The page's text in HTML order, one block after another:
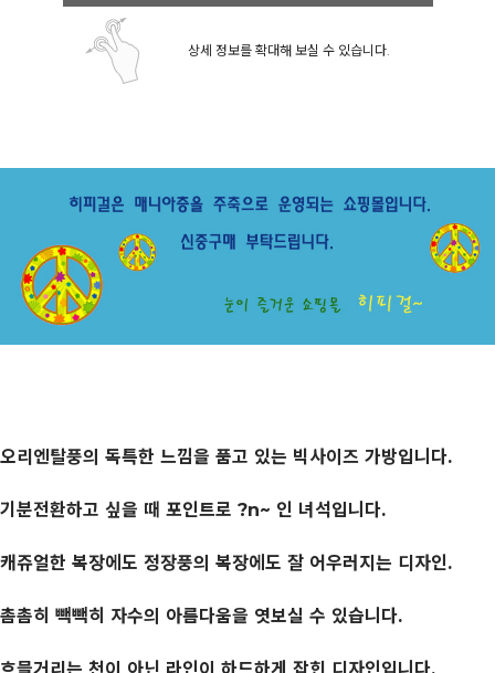
상세 정보를 확대해 보실 수 있습니다.
오리엔탈풍의 독특한 느낌을 품고 있는 빅사이즈 가방입니다.
기분전환하고 싶을 때 포인트로 ?n~ 인 녀석입니다.
캐쥬얼한 복장에도 정장풍의 복장에도 잘 어우러지는 디자인.
촘촘히 빽빽히 자수의 아름다움을 엿보실 수 있습니다.